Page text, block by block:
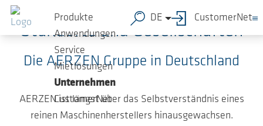
Zum Hauptinhalt springen
Produkte
Anwendungen
Service
Mietlösungen
Unternehmen
CustomerNet
DE CustomerNet
Standorte und Gesellschaften
Die AERZEN Gruppe in Deutschland
AERZEN ist längst über das Selbstverständnis eines
reinen Maschinenherstellers hinausgewachsen.